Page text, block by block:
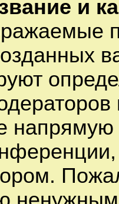
и
напрямую